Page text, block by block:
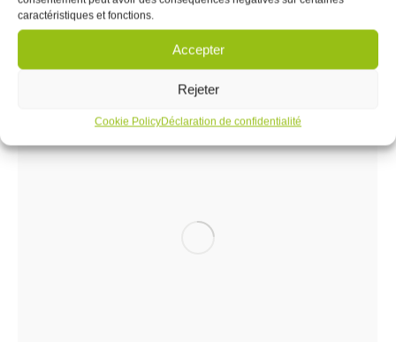
caractéristiques et fonctions.
Accepter
Rejeter
Cookie PolicyDéclaration de confidentialité
Côte de bette